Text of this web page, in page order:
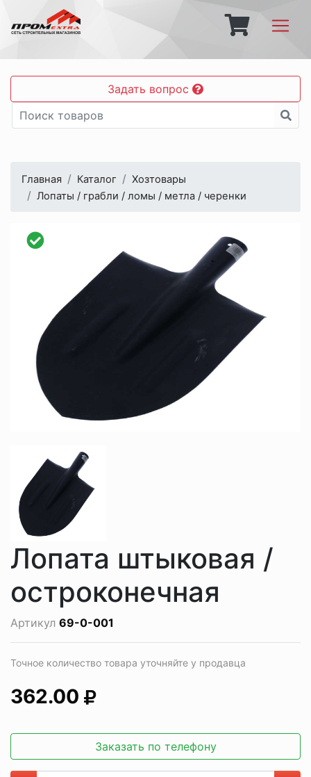
Задать вопрос
Главная Каталог
Хозтовары
Лопаты / грабли / ломы / метла / черенки
Лопата штыковая /
остроконечная
Артикул 69-0-001
Точное количество товара уточняйте у продавца
362.00
Заказать по телефону